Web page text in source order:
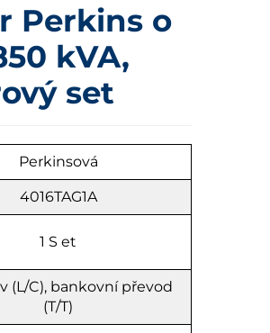
Perkins o
kVA,
set
Perkinsová
4016TAG1A
1 Set
(L/C), bankovní převod
(T/T)